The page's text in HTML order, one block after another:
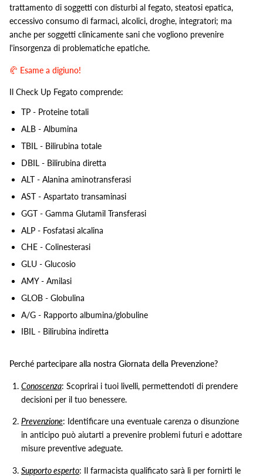
trattamento di soggetti con disturbi al fegato, steatosi epatica,
eccessivo consumo di farmaci, alcolici, droghe, integratori; ma
anche per soggetti clinicamente sani che vogliono prevenire
l'insorgenza di problematiche epatiche.
🥐 Esame a digiuno!
Il Check Up Fegato comprende:
TP - Proteine totali
ALB - Albumina
TBIL - Bilirubina totale
DBIL - Bilirubina diretta
ALT - Alanina aminotransferasi
AST - Aspartato transaminasi
GGT - Gamma Glutamil Transferasi
ALP - Fosfatasi alcalina
CHE - Colinesterasi
GLU - Glucosio
AMY - Amilasi
GLOB - Globulina
A/G - Rapporto albumina/globuline
IBIL - Bilirubina indiretta
Perché partecipare alla nostra Giornata della Prevenzione?
Conoscenza: Scoprirai i tuoi livelli, permettendoti di prendere
decisioni per il tuo benessere.
Prevenzione: Identificare una eventuale carenza o disunzione
in anticipo può aiutarti a prevenire problemi futuri e adottare
misure preventive adeguate.
Supporto esperto: Il farmacista qualificato sarà lì per fornirti le